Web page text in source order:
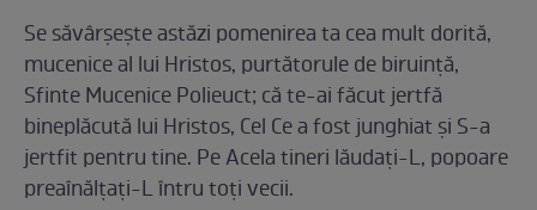
Se săvârşeşte astăzi pome­nirea ta cea mult dorită,
mucenice al lui Hristos, purtătorule de biruinţă,
Sfinte Mucenice Polieuct; că te-ai făcut jertfă
bineplăcută lui Hristos, Cel Ce a fost junghiat şi S-a
jertfit pentru tine. Pe Acela tineri lăudaţi-L, popoare
preaînălţaţi-L întru toţi vecii.